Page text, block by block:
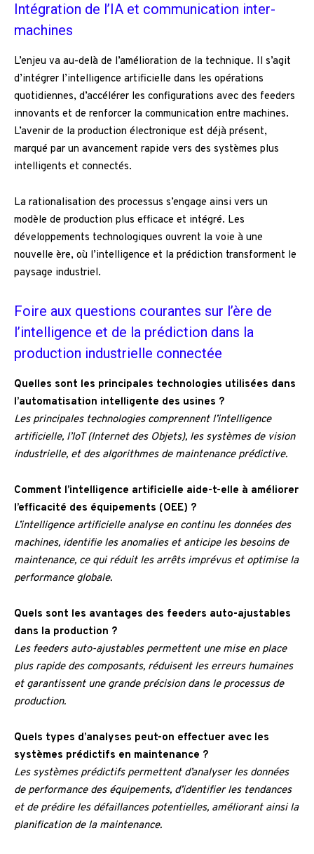
Intégration de l’IA et communication inter-
machines
L’enjeu va au-delà de l’amélioration de la technique. Il s’agit
d’intégrer l’intelligence artificielle dans les opérations
quotidiennes, d’accélérer les configurations avec des feeders
innovants et de renforcer la communication entre machines.
L’avenir de la production électronique est déjà présent,
marqué par un avancement rapide vers des systèmes plus
intelligents et connectés.
La rationalisation des processus s’engage ainsi vers un
modèle de production plus efficace et intégré. Les
développements technologiques ouvrent la voie à une
nouvelle ère, où l’intelligence et la prédiction transforment le
paysage industriel.
Foire aux questions courantes sur l’ère de
l’intelligence et de la prédiction dans la
production industrielle connectée
Quelles sont les principales technologies utilisées dans
l’automatisation intelligente des usines ?
Les principales technologies comprennent l’intelligence
artificielle, l’IoT (Internet des Objets), les systèmes de vision
industrielle, et des algorithmes de maintenance prédictive.
Comment l’intelligence artificielle aide-t-elle à améliorer
l’efficacité des équipements (OEE) ?
L’intelligence artificielle analyse en continu les données des
machines, identifie les anomalies et anticipe les besoins de
maintenance, ce qui réduit les arrêts imprévus et optimise la
performance globale.
Quels sont les avantages des feeders auto-ajustables
dans la production ?
Les feeders auto-ajustables permettent une mise en place
plus rapide des composants, réduisent les erreurs humaines
et garantissent une grande précision dans le processus de
production.
Quels types d’analyses peut-on effectuer avec les
systèmes prédictifs en maintenance ?
Les systèmes prédictifs permettent d’analyser les données
de performance des équipements, d’identifier les tendances
et de prédire les défaillances potentielles, améliorant ainsi la
planification de la maintenance.